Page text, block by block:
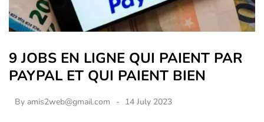
9 JOBS EN LIGNE QUI PAIENT PAR
PAYPAL ET QUI PAIENT BIEN
By amis2web@gmail.com 14 July 2023